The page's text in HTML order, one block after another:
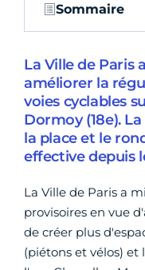
Sommaire
La Ville de Paris
améliorer la
voies cyclables
Dormoy (18e).
la place et le
effective depuis
La Ville de Paris a
provisoires en vue
de créer plus
(piétons et vélos)